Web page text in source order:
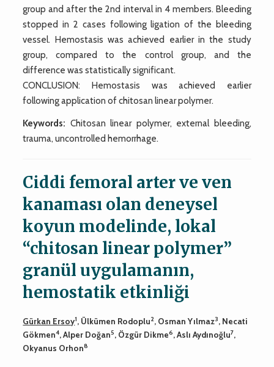
group and after the 2nd interval in 4 members. Bleeding
stopped in 2 cases following ligation of the bleeding
vessel. Hemostasis was achieved earlier in the study
group, compared to the control group, and the
difference was statistically significant.
CONCLUSION: Hemostasis was achieved earlier
following application of chitosan linear polymer.
Keywords: Chitosan linear polymer, external bleeding,
trauma, uncontrolled hemorrhage.
Ciddi femoral arter ve ven
kanaması olan deneysel
koyun modelinde, lokal
“chitosan linear polymer”
granül uygulamanın,
hemostatik etkinliği
Gürkan Ersoy1, Ülkümen Rodoplu2, Osman Yılmaz3, Necati
Gökmen4, Alper Doğan5, Özgür Dikme6, Aslı Aydınoğlu7,
Okyanus Orhon8